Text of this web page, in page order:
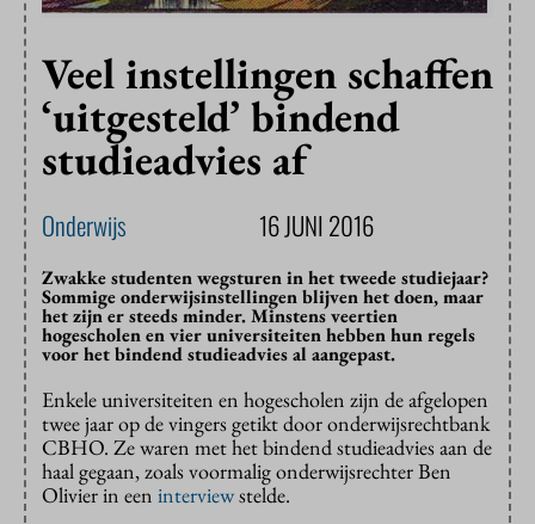
Veel instellingen schaffen
‘uitgesteld’ bindend
studieadvies af
Onderwijs 16 JUNI 2016
Zwakke studenten wegsturen in het tweede studiejaar?
Sommige onderwijsinstellingen blijven het doen, maar
het zijn er steeds minder. Minstens veertien
hogescholen en vier universiteiten hebben hun regels
voor het bindend studieadvies al aangepast.
Enkele universiteiten en hogescholen zijn de afgelopen
twee jaar op de vingers getikt door onderwijsrechtbank
CBHO. Ze waren met het bindend studieadvies aan de
haal gegaan, zoals voormalig onderwijsrechter Ben
Olivier in een interviewstelde.